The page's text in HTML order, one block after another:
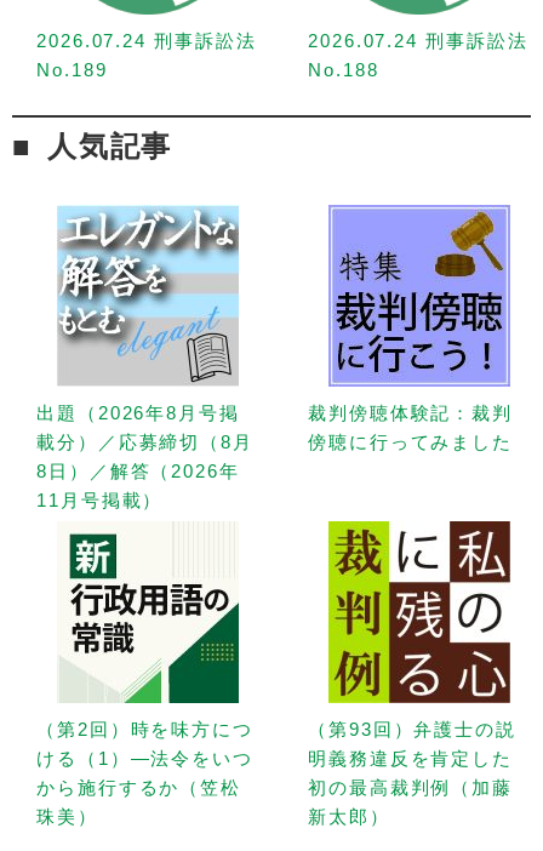
2026.07.24 刑事訴訟法
No.189
2026.07.24 刑事訴訟法
No.188
人気記事
出題（2026年8月号掲
載分）／応募締切（8月
8日）／解答（2026年
11月号掲載）
裁判傍聴体験記：裁判
傍聴に行ってみました
（第2回）時を味方につ
ける（1）—法令をいつ
から施行するか（笠松
珠美）
（第93回）弁護士の説
明義務違反を肯定した
初の最高裁判例（加藤
新太郎）